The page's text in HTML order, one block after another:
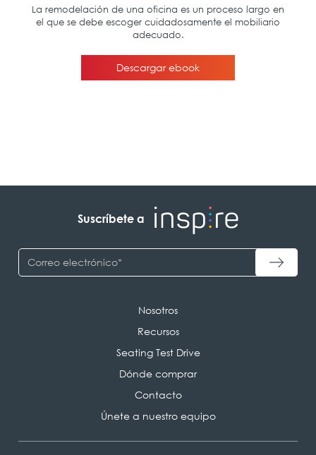
Suscríbete a
Nosotros
Recursos
Seating Test Drive
Dónde comprar
Contacto
Únete a nuestro equipo